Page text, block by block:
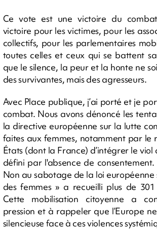
Ce vote est une victoire du
victoire pour les victimes, pour les
collectifs, pour les parlementaires
toutes celles et ceux qui se battent
que le silence, la peur et la honte ne
des survivantes, mais des agresseurs.
Avec Place publique, j’ai porté et je
combat. Nous avons dénoncé les
la directive européenne sur la lutte
faites aux femmes, notamment par le
États (dont la France) d’intégrer le viol
défini par l'absence de
Non au sabotage de la loi
des femmes » a recueilli plus de
Cette mobilisation citoyenne a
pression et à rappeler que l’Europe
silencieuse face à ces violences